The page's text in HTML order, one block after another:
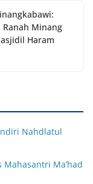
Minang
Haram
Nahdlatul
Ma’had